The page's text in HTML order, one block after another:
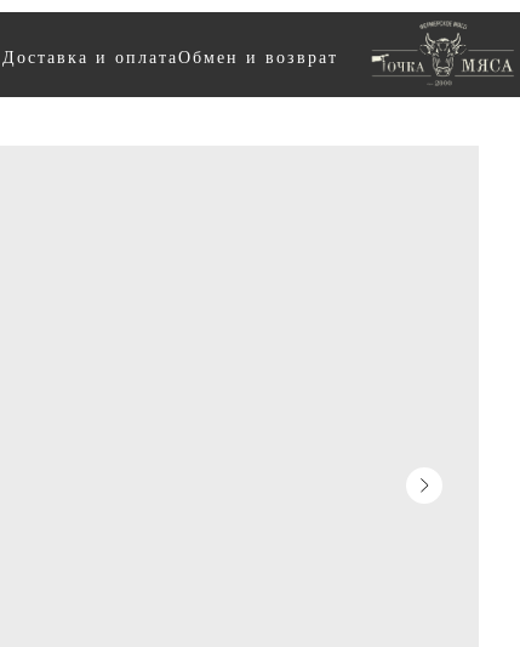
Доставка и оплатаОбмен и возврат